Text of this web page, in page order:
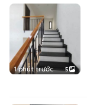
1 phút trước 5